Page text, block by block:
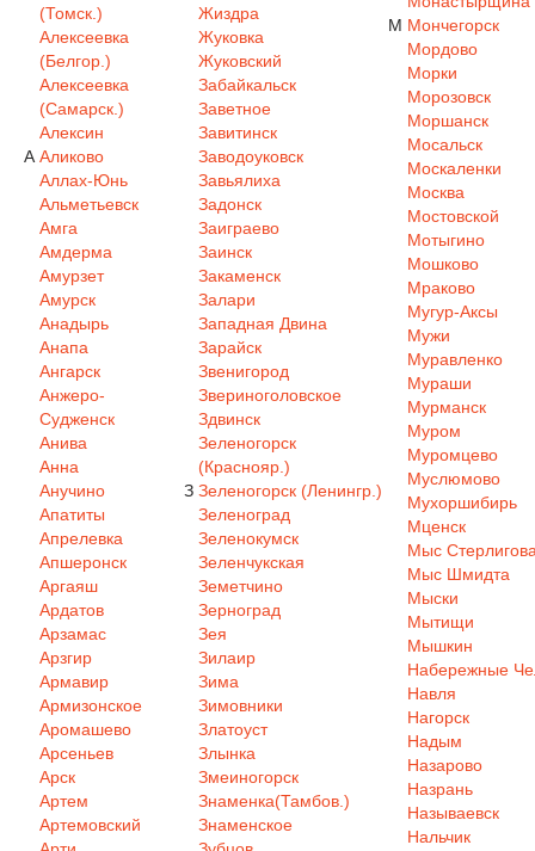
А
(Томск.)
Алексеевка
(Белгор.)
Алексеевка
(Самарск.)
Алексин
Аликово
Аллах-Юнь
Альметьевск
Амга
Амдерма
Амурзет
Амурск
Анадырь
Анапа
Ангарск
Анжеро-
Судженск
Анива
Анна
Анучино
Апатиты
Апрелевка
Апшеронск
Аргаяш
Ардатов
Арзамас
Арзгир
Армавир
Армизонское
Аромашево
Арсеньев
Арск
Артем
Артемовский
Жиздра
Жуковка
Жуковский
З
Забайкальск
Заветное
Завитинск
Заводоуковск
Завьялиха
Задонск
Заиграево
Заинск
Закаменск
Залари
Западная Двина
Зарайск
Звенигород
Звериноголовское
Здвинск
Зеленогорск
(Краснояр.)
Зеленогорск (Ленингр.)
Зеленоград
Зеленокумск
Зеленчукская
Земетчино
Зерноград
Зея
Зилаир
Зима
Зимовники
Златоуст
Злынка
Змеиногорск
Знаменка(Тамбов.)
Знаменское
М Мончегорск
Мордово
Морки
Морозовск
Моршанск
Мосальск
Москаленки
Москва
Мостовской
Мотыгино
Мошково
Мраково
Мугур-Аксы
Мужи
Муравленко
Мураши
Мурманск
Муром
Муромцево
Муслюмово
Мухоршибирь
Мценск
Мыс
Мыс Шмидта
Мыски
Мытищи
Мышкин
Набережные
Навля
Нагорск
Надым
Назарово
Назрань
Называевск
Нальчик